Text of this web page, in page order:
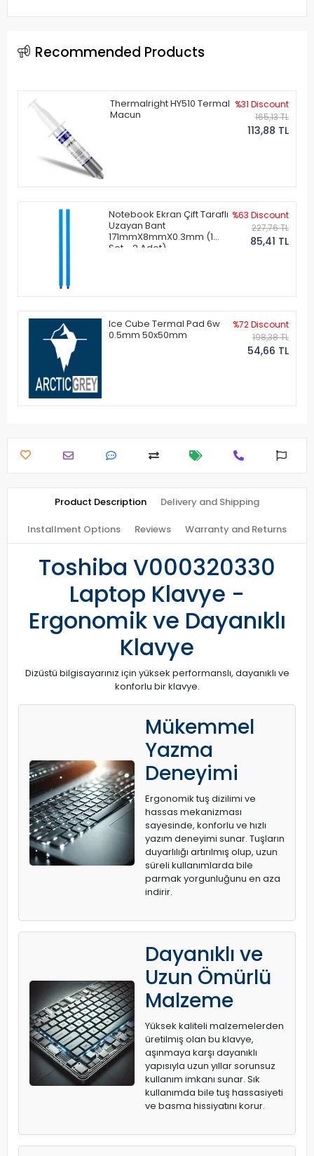
Recommended Products
Thermalright HY510 Termal
Macun
%31 Discount
165,13 TL
113,88 TL
Notebook Ekran Çift Taraflı
Uzayan Bant
171mmX8mmX0.3mm (1
Set - 2 Adet)
%63 Discount
227,76 TL
85,41 TL
Ice Cube Termal Pad 6w
0.5mm 50x50mm
%72 Discount
198,38 TL
54,66 TL
Product Description Delivery and Shipping
Installment Options Reviews Warranty and Returns
Toshiba V000320330
Laptop Klavye -
Ergonomik ve Dayanıklı
Klavye
Dizüstü bilgisayarınız için yüksek performanslı, dayanıklı ve
konforlu bir klavye.
Mükemmel
Yazma
Deneyimi
Ergonomik tuş dizilimi ve
hassas mekanizması
sayesinde, konforlu ve hızlı
yazım deneyimi sunar. Tuşların
duyarlılığı artırılmış olup, uzun
süreli kullanımlarda bile
parmak yorgunluğunu en aza
indirir.
Dayanıklı ve
Uzun Ömürlü
Malzeme
Yüksek kaliteli malzemelerden
üretilmiş olan bu klavye,
aşınmaya karşı dayanıklı
yapısıyla uzun yıllar sorunsuz
kullanım imkanı sunar. Sık
kullanımda bile tuş hassasiyeti
ve basma hissiyatını korur.